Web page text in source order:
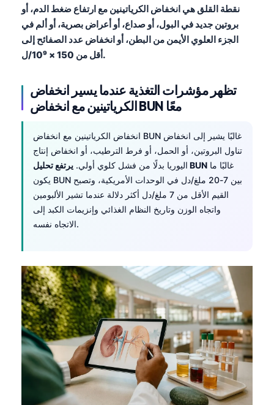
نقطة القلق هي انخفاض الكرياتينين مع ارتفاع ضغط الدم، أو
بروتين جديد في البول، أو صداع، أو أعراض بصرية، أو ألم في
الجزء العلوي الأيمن من البطن، أو انخفاض عدد الصفائح إلى
أقل من 150 × 10⁹/ل.
تظهر مؤشرات التغذية عندما يسير انخفاض
الكرياتينين مع انخفاض BUN معًا
انخفاض الكرياتينين مع انخفاض BUN غالبًا يشير إلى انخفاض
تناول البروتين، أو الحمل، أو فرط الترطيب، أو انخفاض إنتاج
اليوريا بدلًا من فشل كلوي أولي. يرتفع تحليل BUN
يكون BUN بين 7-20 ملغ/دل في الوحدات الأمريكية، وتصبح
القيم الأقل من 7 ملغ/دل أكثر دلالة عندما تشير الألبومين
واتجاه الوزن وتاريخ النظام الغذائي وإنزيمات الكبد إلى
الاتجاه نفسه.